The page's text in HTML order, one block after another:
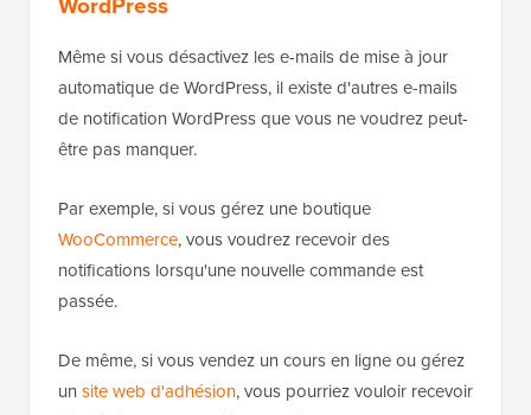
plugin ou d'un thème WordPress.
Pour plus de détails, consultez notre guide sur
comment revenir aux versions précédentes des
étape par étape.
Améliorer la délivrabilité des e-mails
WordPress
Même si vous désactivez les e-mails de mise à jour
automatique de WordPress, il existe d'autres e-mails